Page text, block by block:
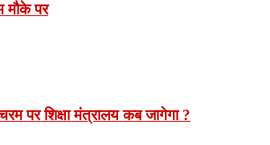
मौके पर
पर शिक्षा मंत्रालय कब जागेगा ?